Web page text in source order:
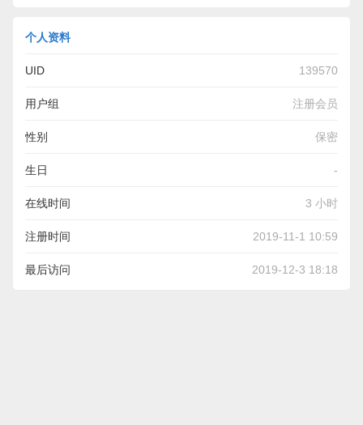
个人资料
UID 139570
用户组 注册会员
性别 保密
生日 -
在线时间 3 小时
注册时间 2019-11-1 10:59
最后访问 2019-12-3 18:18